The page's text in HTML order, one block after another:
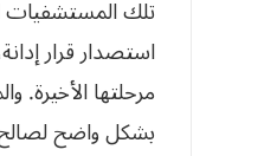
تلك المستشفيات
استصدار قرار
مرحلتها الأخيرة.
بشكل واضح